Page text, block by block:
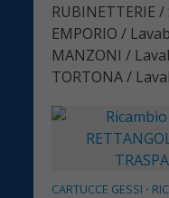
RUBINETTERIE /
EMPORIO /
MANZONI /
TORTONA /
CARTUCCE GESSI •